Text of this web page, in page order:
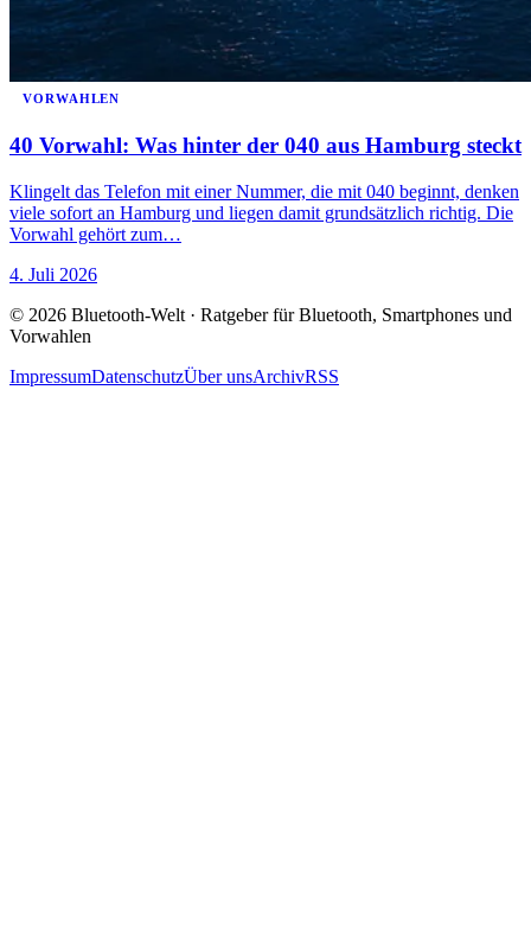
VORWAHLEN
40 Vorwahl: Was hinter der 040 aus Hamburg steckt
Klingelt das Telefon mit einer Nummer, die mit 040 beginnt, denken
viele sofort an Hamburg und liegen damit grundsätzlich richtig. Die
Vorwahl gehört zum…
4. Juli 2026
© 2026 Bluetooth-Welt · Ratgeber für Bluetooth, Smartphones und
Vorwahlen
ImpressumDatenschutzÜber unsArchivRSS